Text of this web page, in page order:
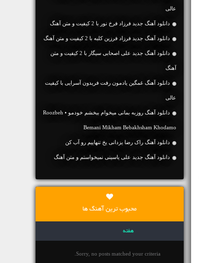
عالی
دانلود آهنگ جديد فرزاد فرخ نور با 2 کیفیت و متن آهنگ
دانلود آهنگ جديد فرزاد فرزین کلبه با 2 کیفیت و متن آهنگ
دانلود آهنگ جديد علی اصحابی سیگار با 2 کیفیت و متن
آهنگ
دانلود آهنگ غمگین یادمون رفت فریدون آسرایی با کیفیت
عالی
دانلود آهنگ روزبه بمانی میخوام ببخشم خودمو • Roozbeh
Bemani Mikham Bebakhsham Khodamo
دانلود آهنگ راک رضا یزدانی یخ تنهاییم رو آب کن
دانلود آهنگ جديد علی یاسینی نمیخواستم و متن آهنگ
محبوب ترین آهنگ ها
هفته
Sorry, no posts matched your criteria.